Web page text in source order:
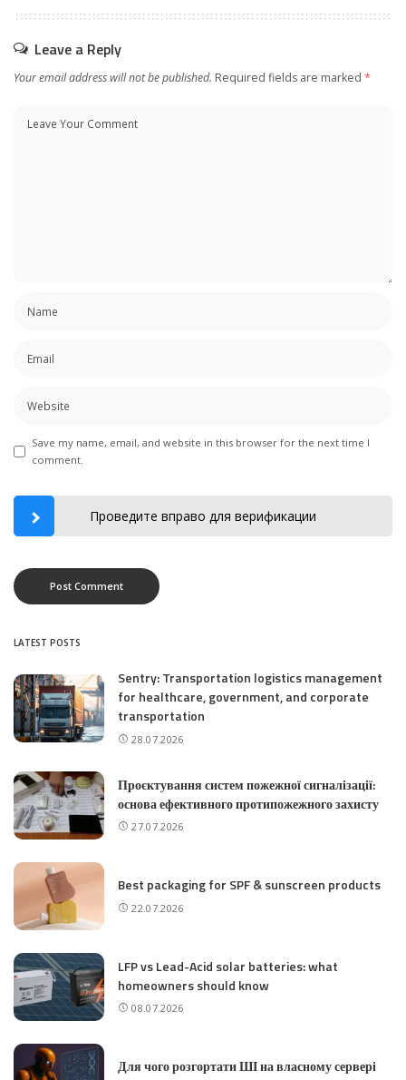
Leave a Reply
Your email address will not be published. Required fields are marked *
Save my name, email, and website in this browser for the next time I
comment.
Проведите вправо для верификации
LATEST POSTS
Sentry: Transportation logistics management
for healthcare, government, and corporate
transportation
28.07.2026
Проєктування систем пожежної сигналізації:
основа ефективного протипожежного захисту
27.07.2026
Best packaging for SPF & sunscreen products
22.07.2026
LFP vs Lead-Acid solar batteries: what
homeowners should know
08.07.2026
Для чого розгортати ШІ на власному сервері